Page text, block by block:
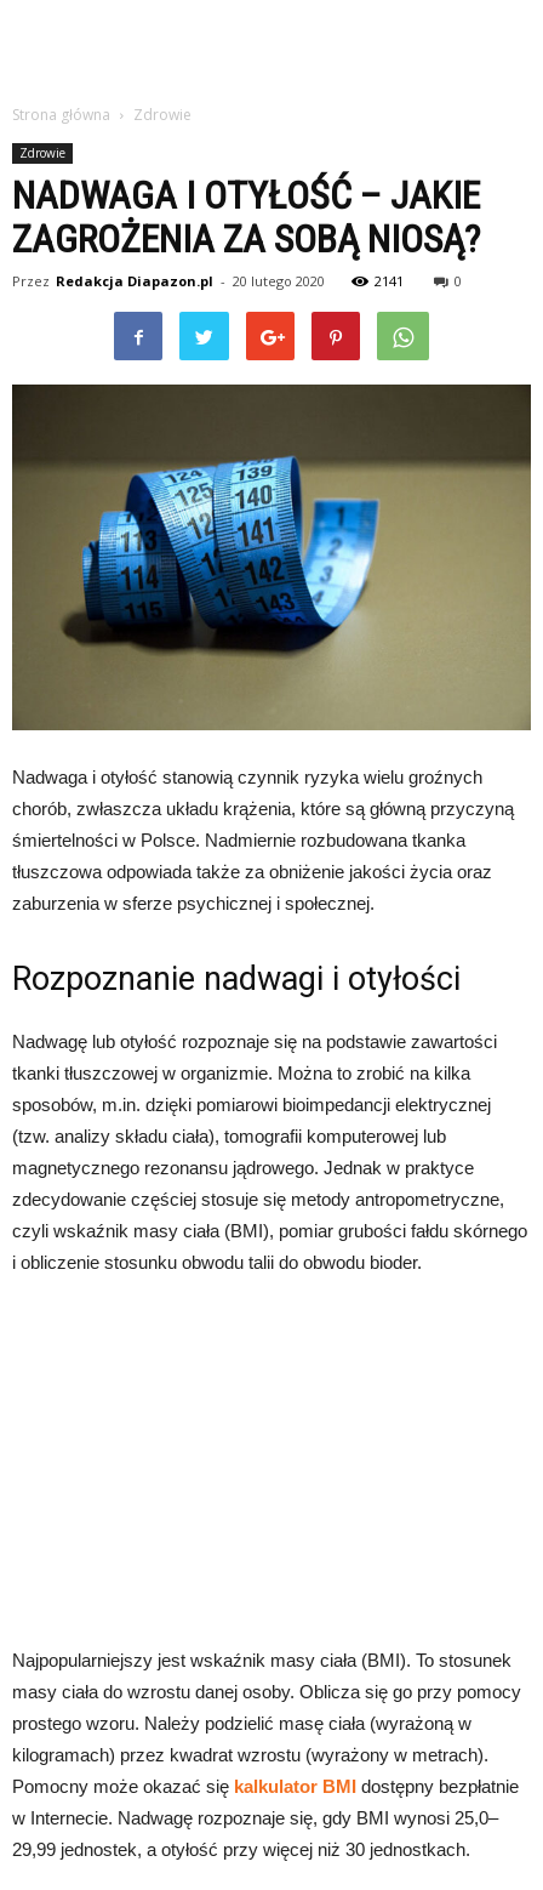
Strona główna Zdrowie
Zdrowie
NADWAGA I OTYŁOŚĆ – JAKIE
ZAGROŻENIA ZA SOBĄ NIOSĄ?
Przez Redakcja Diapazon.pl - 20 lutego 2020 2141 0
Nadwaga i otyłość stanowią czynnik ryzyka wielu groźnych
chorób, zwłaszcza układu krążenia, które są główną przyczyną
śmiertelności w Polsce. Nadmiernie rozbudowana tkanka
tłuszczowa odpowiada także za obniżenie jakości życia oraz
zaburzenia w sferze psychicznej i społecznej.
Rozpoznanie nadwagi i otyłości
Nadwagę lub otyłość rozpoznaje się na podstawie zawartości
tkanki tłuszczowej w organizmie. Można to zrobić na kilka
sposobów, m.in. dzięki pomiarowi bioimpedancji elektrycznej
(tzw. analizy składu ciała), tomografii komputerowej lub
magnetycznego rezonansu jądrowego. Jednak w praktyce
zdecydowanie częściej stosuje się metody antropometryczne,
czyli wskaźnik masy ciała (BMI), pomiar grubości fałdu skórnego
i obliczenie stosunku obwodu talii do obwodu bioder.
Najpopularniejszy jest wskaźnik masy ciała (BMI). To stosunek
masy ciała do wzrostu danej osoby. Oblicza się go przy pomocy
prostego wzoru. Należy podzielić masę ciała (wyrażoną w
kilogramach) przez kwadrat wzrostu (wyrażony w metrach).
Pomocny może okazać się kalkulator BMI dostępny bezpłatnie
w Internecie. Nadwagę rozpoznaje się, gdy BMI wynosi 25,0–
29,99 jednostek, a otyłość przy więcej niż 30 jednostkach.